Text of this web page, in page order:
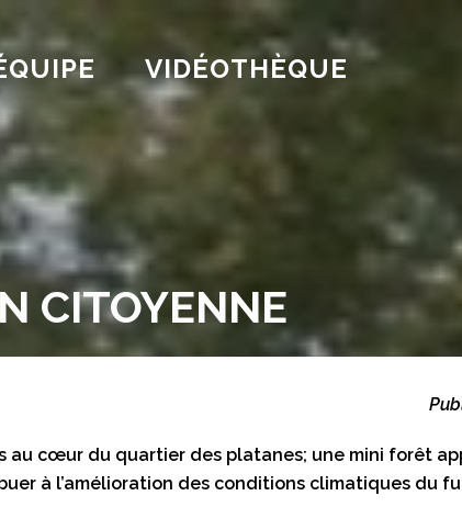
VIDÉOTHÈQUE
CITOYENNE
cœur du quartier des platanes; une mini forêt
à l’amélioration des conditions climatiques du